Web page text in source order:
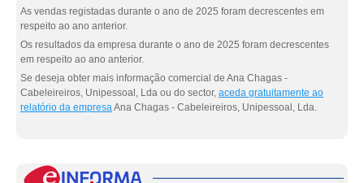
As vendas registadas durante o ano de 2025 foram decrescentes em
respeito ao ano anterior.
Os resultados da empresa durante o ano de 2025 foram decrescentes
em respeito ao ano anterior.
Se deseja obter mais informação comercial de Ana Chagas -
Cabeleireiros, Unipessoal, Lda ou do sector, aceda gratuitamente ao
relatório da empresaAna Chagas - Cabeleireiros, Unipessoal, Lda.